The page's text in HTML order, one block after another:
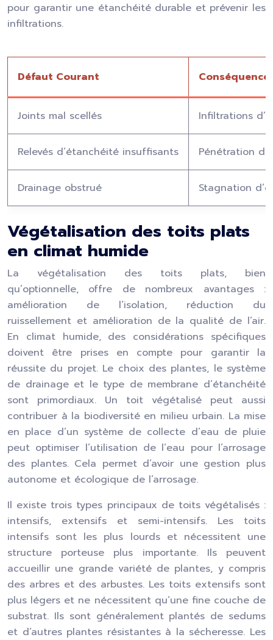
pour garantir une étanchéité durable et prévenir les
infiltrations.
Défaut Courant Conséquence
Joints mal scellés Infiltrations
Relevés d’étanchéité insuffisants Pénétration
Drainage obstrué Stagnation
Végétalisation des toits plats
en climat humide
La végétalisation des toits plats, bien
qu’optionnelle, offre de nombreux avantages :
amélioration de l’isolation, réduction du
ruissellement et amélioration de la qualité de l’air.
En climat humide, des considérations spécifiques
doivent être prises en compte pour garantir la
réussite du projet. Le choix des plantes, le système
de drainage et le type de membrane d’étanchéité
sont primordiaux. Un toit végétalisé peut aussi
contribuer à la biodiversité en milieu urbain. La mise
en place d’un système de collecte d’eau de pluie
peut optimiser l’utilisation de l’eau pour l’arrosage
des plantes. Cela permet d’avoir une gestion plus
autonome et écologique de l’arrosage.
Il existe trois types principaux de toits végétalisés :
intensifs, extensifs et semi-intensifs. Les toits
intensifs sont les plus lourds et nécessitent une
structure porteuse plus importante. Ils peuvent
accueillir une grande variété de plantes, y compris
des arbres et des arbustes. Les toits extensifs sont
plus légers et ne nécessitent qu’une fine couche de
substrat. Ils sont généralement plantés de sedums
et d’autres plantes résistantes à la sécheresse. Les